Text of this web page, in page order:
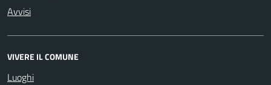
Avvisi
VIVERE IL COMUNE
Luoghi